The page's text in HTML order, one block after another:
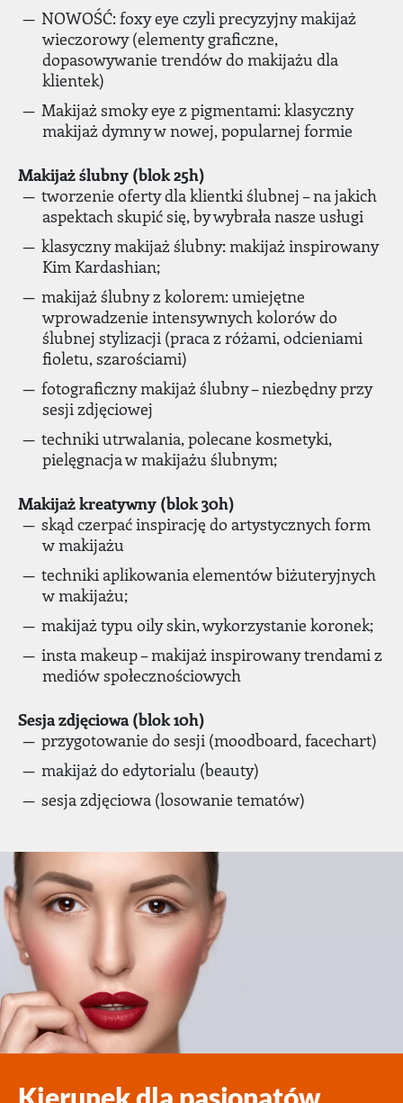
NOWOŚĆ: foxy eye czyli precyzyjny makijaż
wieczorowy (elementy graficzne,
dopasowywanie trendów do makijażu dla
klientek)
Makijaż smoky eye z pigmentami: klasyczny
makijaż dymny w nowej, popularnej formie
Makijaż ślubny (blok 25h)
tworzenie oferty dla klientki ślubnej – na jakich
aspektach skupić się, by wybrała nasze usługi
klasyczny makijaż ślubny: makijaż inspirowany
Kim Kardashian;
makijaż ślubny z kolorem: umiejętne
wprowadzenie intensywnych kolorów do
ślubnej stylizacji (praca z różami, odcieniami
fioletu, szarościami)
fotograficzny makijaż ślubny – niezbędny przy
sesji zdjęciowej
techniki utrwalania, polecane kosmetyki,
pielęgnacja w makijażu ślubnym;
Makijaż kreatywny (blok 30h)
skąd czerpać inspirację do artystycznych form
w makijażu
techniki aplikowania elementów biżuteryjnych
w makijażu;
makijaż typu oily skin, wykorzystanie koronek;
insta makeup – makijaż inspirowany trendami z
mediów społecznościowych
Sesja zdjęciowa (blok 10h)
przygotowanie do sesji (moodboard, facechart)
makijaż do edytorialu (beauty)
sesja zdjęciowa (losowanie tematów)